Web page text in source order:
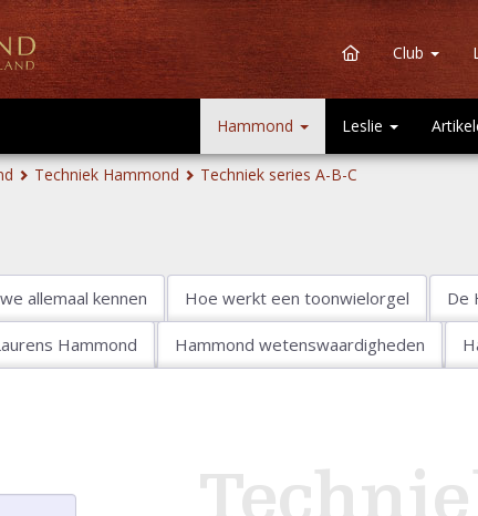
Club
Hammond Leslie
Techniek Hammond Techniek series A-B-C
allemaal kennen Hoe werkt een toonwielorgel De
Hammond Hammond wetenswaardigheden